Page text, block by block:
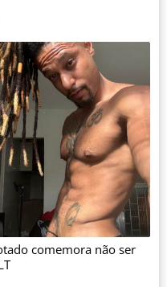
comemora não ser